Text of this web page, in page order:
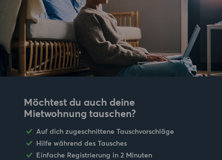
Möchtest du auch deine
Mietwohnung tauschen?
Auf dich zugeschnittene Tauschvorschläge
Hilfe während des Tausches
Einfache Registrierung in 2 Minuten